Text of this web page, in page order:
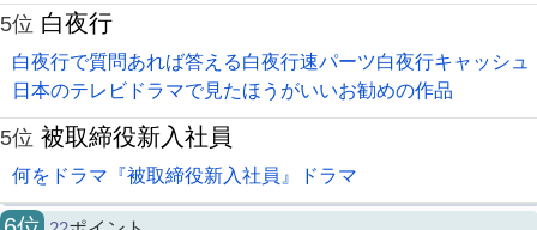
5位 白夜行
白夜行で質問あれば答える白夜行速パーツ白夜行キャッシュ
日本のテレビドラマで見たほうがいいお勧めの作品
5位 被取締役新入社員
何をドラマ『被取締役新入社員』ドラマ